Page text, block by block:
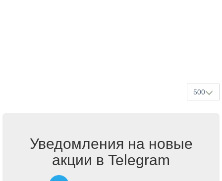
500
Уведомления на новые
акции в Telegram